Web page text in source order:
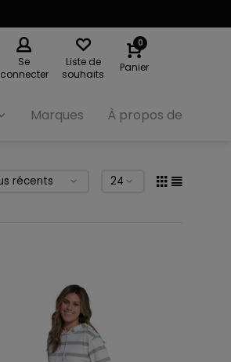
Se
connecter
Liste de
souhaits
0
Panier
Marques À propos de nous